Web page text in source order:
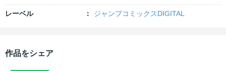
レーベル ジャンプコミックスDIGITAL
作品をシェア